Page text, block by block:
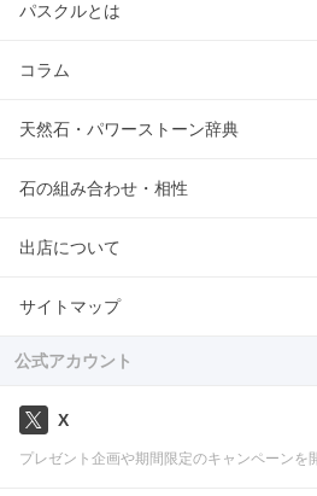
パスクルとは
コラム
天然石・パワーストーン辞典
石の組み合わせ・相性
出店について
サイトマップ
公式アカウント
X
プレゼント企画や期間限定のキャンペーンを